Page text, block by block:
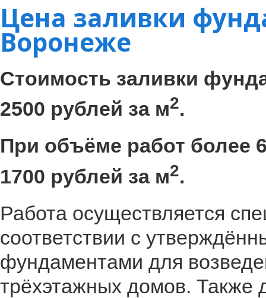
Цена заливки
Воронеже
Стоимость заливки
2500 рублей за м2.
При объёме работ более
1700 рублей за м2.
Работа осуществляется
соответствии с
фундаментами для
трёхэтажных домов. Также